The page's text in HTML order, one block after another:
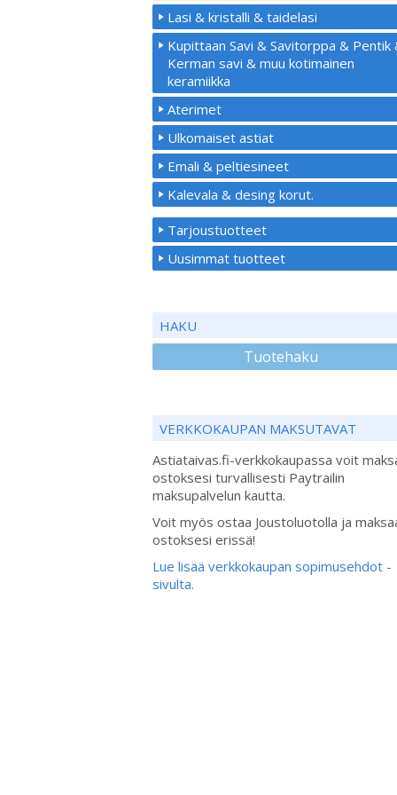
Lasi & kristalli & taidelasi
Kupittaan Savi & Savitorppa & Pentik
Kerman savi & muu kotimainen
keramiikka
Aterimet
Ulkomaiset astiat
Emali & peltiesineet
Kalevala & desing korut.
Tarjoustuotteet
Uusimmat tuotteet
HAKU
Tuotehaku
VERKKOKAUPAN MAKSUTAVAT
Astiataivas.fi-verkkokaupassa voit
ostoksesi turvallisesti Paytrailin
maksupalvelun kautta.
Voit myös ostaa Joustoluotolla ja
ostoksesi erissä!
Lue lisää verkkokaupan sopimusehdot -
sivulta.